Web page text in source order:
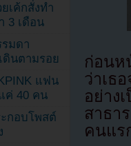
ก่อนห
ว่าเธ
อย่า
สาธา
คนแร
เค้กสั่งทำ
3 เดือน
มดา
นตามรอย
แฟน
ค่ 40 คน
กอบโพสต์